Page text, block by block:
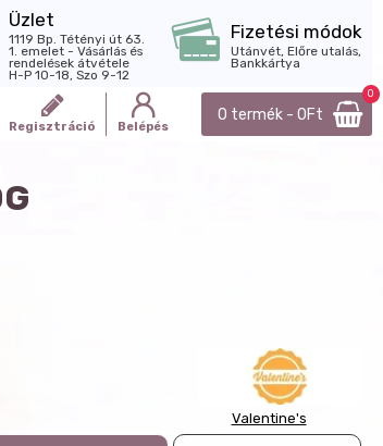
Üzlet
1119 Bp. Tétényi út 63.
1. emelet - Vásárlás és
rendelések átvétele
H-P 10-18, Szo 9-12
Fizetési módok
Utánvét, Előre utalás,
Bankkártya
Regisztráció Belépés
0 termék - 0Ft
0
Valentine's